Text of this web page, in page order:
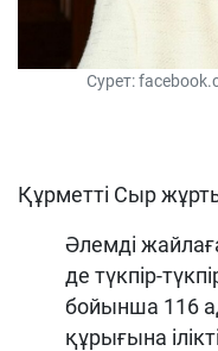
Сурет:
Құрметті Сыр
Әлемді
де түкпір-
бойынша 116
құрығына